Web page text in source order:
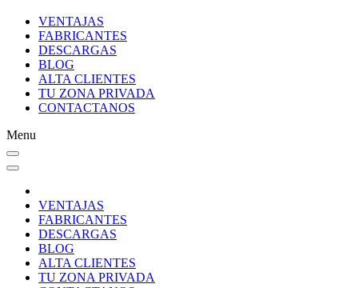
VENTAJAS
FABRICANTES
DESCARGAS
BLOG
ALTA CLIENTES
TU ZONA PRIVADA
CONTACTANOS
Menu
VENTAJAS
FABRICANTES
DESCARGAS
BLOG
ALTA CLIENTES
TU ZONA PRIVADA